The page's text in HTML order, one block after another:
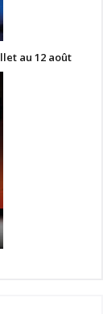
au 12 août